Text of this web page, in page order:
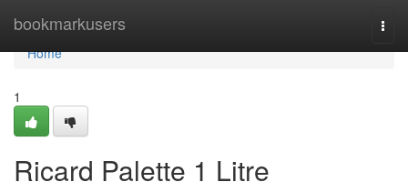
bookmarkusers
Home
Home
1
Ricard Palette 1 Litre